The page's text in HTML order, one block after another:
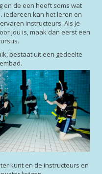
en de een heeft soms wat
iedereen kan het leren en
instructeurs. Als je
jou is, maak dan eerst een
bestaat uit een gedeelte
kunt en de instructeurs en